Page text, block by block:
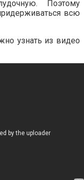
Поэтому
всю
узнать из видео